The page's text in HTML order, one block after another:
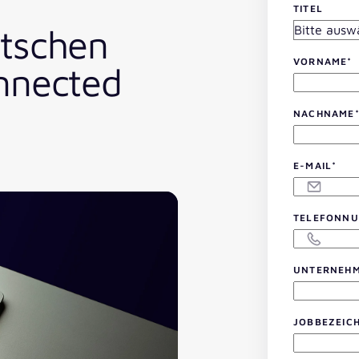
TITEL
VORNAME*
NACHNAME *
E-MAIL*